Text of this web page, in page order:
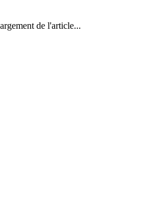
de l'article...